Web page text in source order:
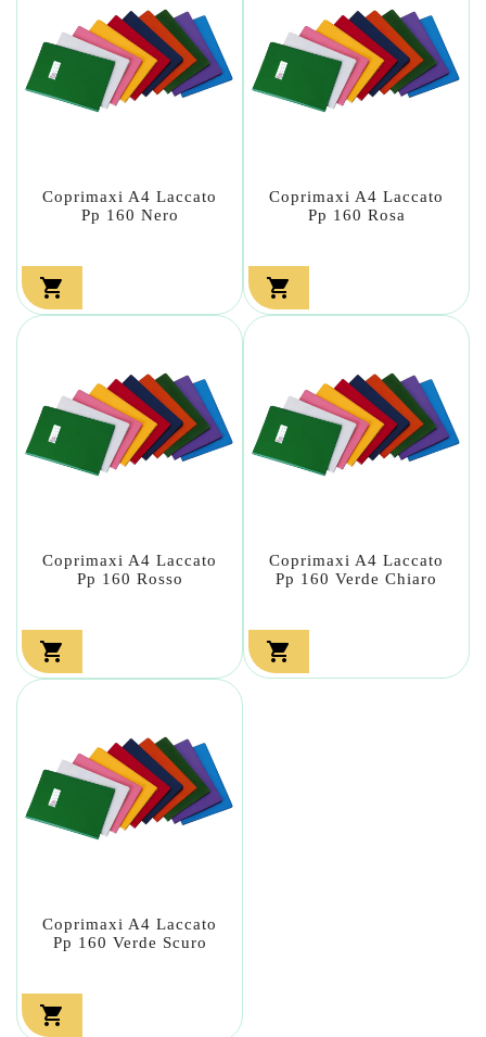
Coprimaxi A4 Laccato
Pp 160 Nero

Coprimaxi A4 Laccato
Pp 160 Rosa

Coprimaxi A4 Laccato
Pp 160 Rosso

Coprimaxi A4 Laccato
Pp 160 Verde Chiaro

Coprimaxi A4 Laccato
Pp 160 Verde Scuro
